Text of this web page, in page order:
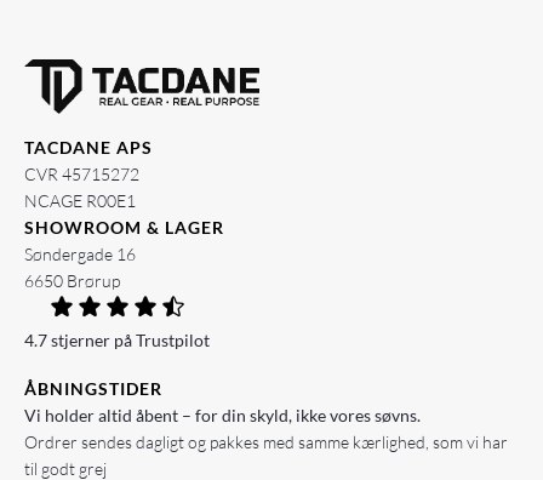
TACDANE APS
CVR 45715272
NCAGE R00E1
SHOWROOM & LAGER
Søndergade 16
6650 Brørup
4.7 stjerner på Trustpilot
ÅBNINGSTIDER
Vi holder altid åbent – for din skyld, ikke vores søvns.
Ordrer sendes dagligt og pakkes med samme kærlighed, som vi har
til godt grej